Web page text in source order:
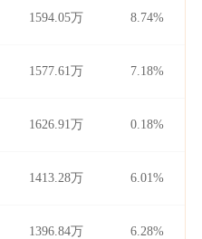
1594.05万 8.74%
1577.61万 7.18%
1626.91万 0.18%
1413.28万 6.01%
1396.84万 6.28%